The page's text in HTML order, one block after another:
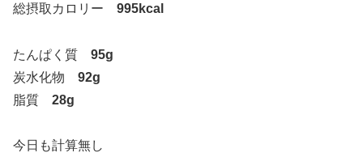
総摂取カロリー 995kcal
たんぱく質 95g
炭水化物 92g
脂質 28g
今日も計算無し